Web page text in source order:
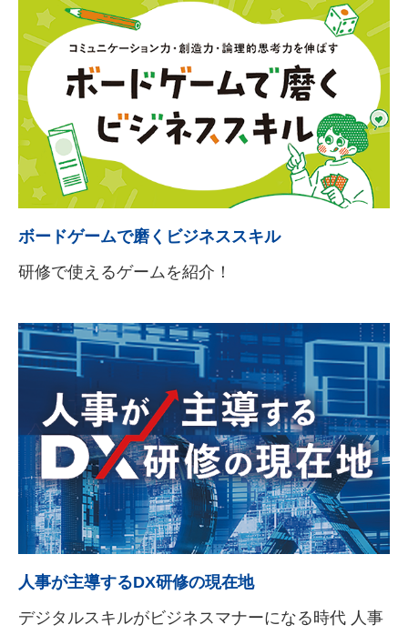
ボードゲームで磨くビジネススキル
研修で使えるゲームを紹介！
人事が主導するDX研修の現在地
デジタルスキルがビジネスマナーになる時代 人事